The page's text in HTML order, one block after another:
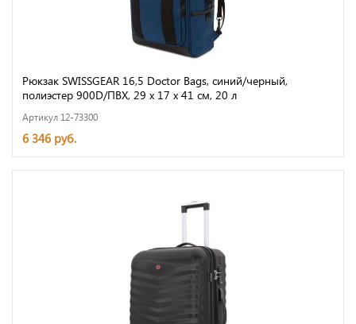
Рюкзак SWISSGEAR 16,5 Doctor Bags, синий/черный,
полиэстер 900D/ПВХ, 29 x 17 x 41 см, 20 л
Артикул 12-73300
6 346 руб.